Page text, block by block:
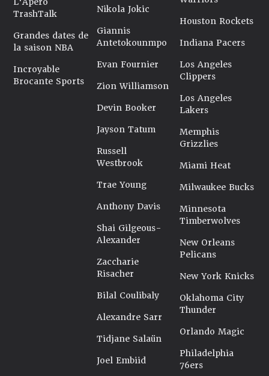
TrashTalk
Grandes dates de
la saison NBA
Incroyable
Brocante Sports
Nikola Jokic
Giannis
Antetokounmpo
Evan Fournier
Zion Williamson
Devin Booker
Jayson Tatum
Russell
Westbrook
Trae Young
Anthony Davis
Shai Gilgeous-
Alexander
Zaccharie
Risacher
Bilal Coulibaly
Alexandre Sarr
Tidjane Salaün
Joel Embiid
Houston Rockets
Indiana Pacers
Los Angeles
Clippers
Los Angeles
Lakers
Memphis
Grizzlies
Miami Heat
Milwaukee Bucks
Minnesota
Timberwolves
New Orleans
Pelicans
New York Knicks
Oklahoma City
Thunder
Orlando Magic
Philadelphia
76ers